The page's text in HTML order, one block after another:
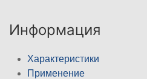
Информация
Характеристики
Применение